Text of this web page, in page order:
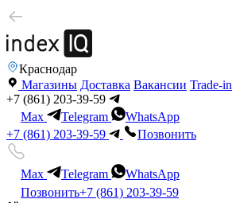
Краснодар
Магазины Доставка Вакансии Trade-in
+7 (861) 203-39-59
Max
Telegram
WhatsApp
+7 (861) 203-39-59
Позвонить
Max Telegram
WhatsApp
Позвонить+7 (861) 203-39-59